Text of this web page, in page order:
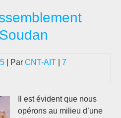
| Par CNT-AIT
7
Il est évident que nous
opérons au milieu d’une